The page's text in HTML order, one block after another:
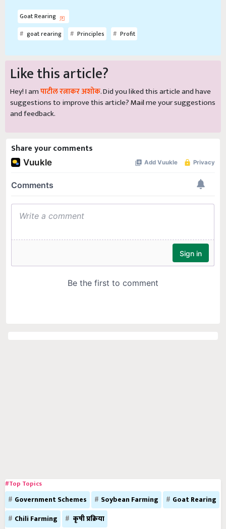
Goat Rearing
goat rearing
Principles Profit
Like this article?
Hey! I amपाटील रत्नाकर अशोक. Did you liked this article and have
suggestions to improve this article?Mailme your suggestions
and feedback.
Share your comments
#Top Topics
Government Schemes Soybean Farming
Goat Rearing
Chili Farming
कृषी प्रक्रिया